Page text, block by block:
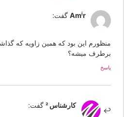
Amir گفت:
این بود که همین زاویه که گذاشتم
میشه؟
کارشناس 2 گفت: